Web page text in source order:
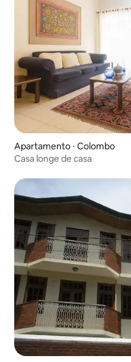
Apartamento ⋅ Colombo
Casa longe de casa